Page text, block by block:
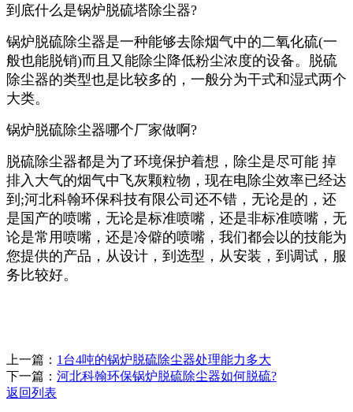
到底什么是锅炉脱硫塔除尘器?
锅炉脱硫除尘器是一种能够去除烟气中的二氧化硫(一
般也能脱销)而且又能除尘降低粉尘浓度的设备。脱硫
除尘器的类型也是比较多的，一般分为干式和湿式两个
大类。
锅炉脱硫除尘器哪个厂家做啊?
脱硫除尘器都是为了环境保护着想，除尘是尽可能 掉
排入大气的烟气中飞灰颗粒物，现在电除尘效率已经达
到;河北科翰环保科技有限公司还不错，无论是的，还
是国产的喷嘴，无论是标准喷嘴，还是非标准喷嘴，无
论是常用喷嘴，还是冷僻的喷嘴，我们都会以的技能为
您提供的产品，从设计，到选型，从安装，到调试，服
务比较好。
上一篇： 1台4吨的锅炉脱硫除尘器处理能力多大
下一篇： 河北科翰环保锅炉脱硫除尘器如何脱硫?
返回列表